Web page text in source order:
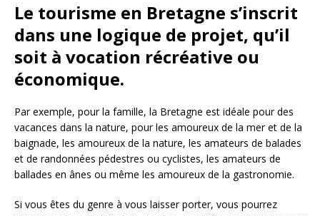
Le tourisme en Bretagne s’inscrit
dans une logique de projet, qu’il
soit à vocation récréative ou
économique.
Par exemple, pour la famille, la Bretagne est idéale pour des
vacances dans la nature, pour les amoureux de la mer et de la
baignade, les amoureux de la nature, les amateurs de balades
et de randonnées pédestres ou cyclistes, les amateurs de
ballades en ânes ou même les amoureux de la gastronomie.
Si vous êtes du genre à vous laisser porter, vous pourrez